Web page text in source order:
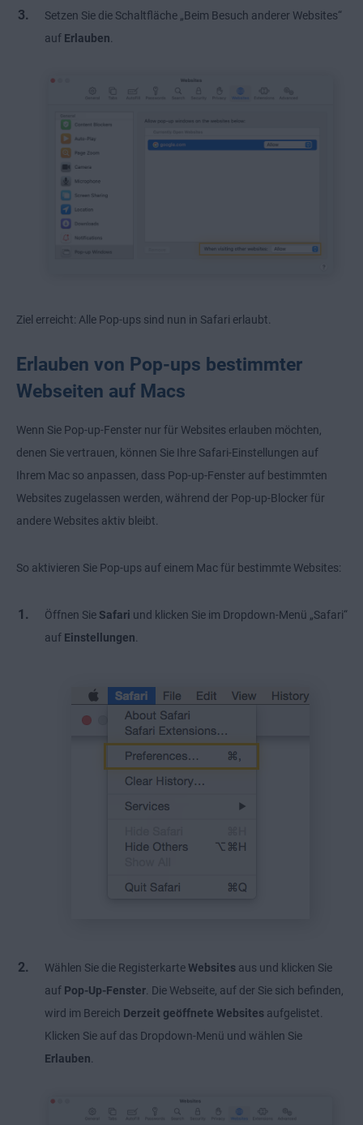
Setzen Sie die Schaltfläche „Beim Besuch anderer Websites“
auf Erlauben.
Ziel erreicht: Alle Pop-ups sind nun in Safari erlaubt.
Erlauben von Pop-ups bestimmter
Webseiten auf Macs
Wenn Sie Pop-up-Fenster nur für Websites erlauben möchten,
denen Sie vertrauen, können Sie Ihre Safari-Einstellungen auf
Ihrem Mac so anpassen, dass Pop-up-Fenster auf bestimmten
Websites zugelassen werden, während der Pop-up-Blocker für
andere Websites aktiv bleibt.
So aktivieren Sie Pop-ups auf einem Mac für bestimmte Websites:
Öffnen Sie Safari und klicken Sie im Dropdown-Menü „Safari“
auf Einstellungen.
Wählen Sie die RegisterkarteWebsites aus und klicken Sie
auf Pop-Up-Fenster. Die Webseite, auf der Sie sich befinden,
wird im Bereich Derzeit geöffnete Websites aufgelistet.
Klicken Sie auf das Dropdown-Menü und wählen Sie
Erlauben.